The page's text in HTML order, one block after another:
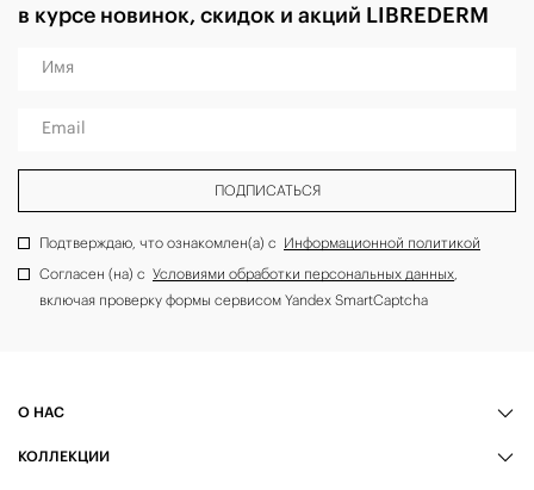
в курсе новинок, скидок и акций LIBREDERM
Имя
Email
ПОДПИСАТЬСЯ
Подтверждаю, что ознакомлен(а) с Информационной политикой
Согласен (на) с Условиями обработки персональных данных,
включая проверку формы сервисом Yandex SmartCaptcha
О НАС
КОЛЛЕКЦИИ